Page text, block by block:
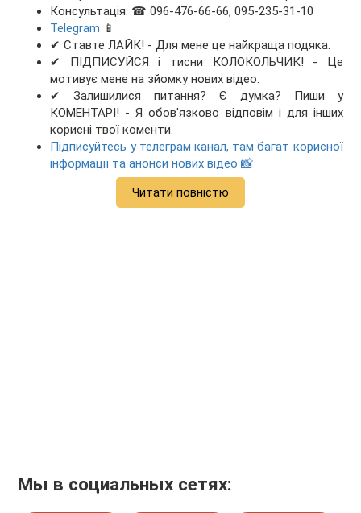
Консультація: ☎ 096-476-66-66, 095-235-31-10
Telegram 📱
✔ Ставте ЛАЙК! - Для мене це найкраща подяка.
✔ ПІДПИСУЙСЯ і тисни КОЛОКОЛЬЧИК! - Це
мотивує мене на зйомку нових відео.
✔ Залишилися питання? Є думка? Пиши у
КОМЕНТАРІ! - Я обов'язково відповім і для інших
корисні твої коменти.
Підписуйтесь у телеграм канал, там багат корисної
інформації та анонси нових відео 📸
Читати повністю
Мы в социальных сетях: